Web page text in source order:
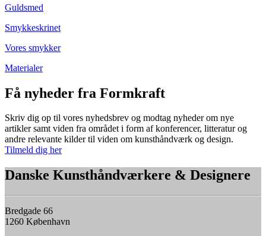
Guldsmed
Smykkeskrinet
Vores smykker
Materialer
Få nyheder fra Formkraft
Skriv dig op til vores nyhedsbrev og modtag nyheder om nye
artikler samt viden fra området i form af konferencer, litteratur og
andre relevante kilder til viden om kunsthåndværk og design.
Tilmeld dig her
Danske Kunsthåndværkere & Designere
Bredgade 66
1260 København